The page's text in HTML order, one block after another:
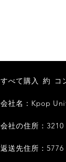
すべて購入 約 コ
会社名：Kpop
会社の住所：
返送先住所：